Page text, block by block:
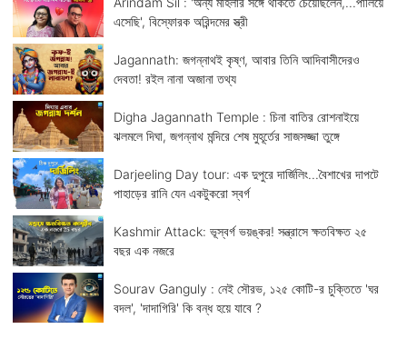
এসেছি', বিস্ফোরক অরিন্দমের স্ত্রী
Jagannath: জগন্নাথই কৃষ্ণ, আবার তিনি আদিবাসীদেরও
দেবতা! রইল নানা অজানা তথ্য
Digha Jagannath Temple : চিনা বাতির রোশনাইয়ে
ঝলমলে দিঘা, জগন্নাথ মন্দিরে শেষ মুহূর্তের সাজসজ্জা তুঙ্গে
Darjeeling Day tour: এক দুপুরে দার্জিলিং...বৈশাখের দাপটে
পাহাড়ের রানি যেন একটুকরো স্বর্গ
Kashmir Attack: ভূস্বর্গ ভয়ঙ্কর! সন্ত্রাসে ক্ষতবিক্ষত ২৫
বছর এক নজরে
Sourav Ganguly : নেই সৌরভ, ১২৫ কোটি-র চুক্তিতে 'ঘর
বদল', 'দাদাগিরি' কি বন্ধ হয়ে যাবে ?